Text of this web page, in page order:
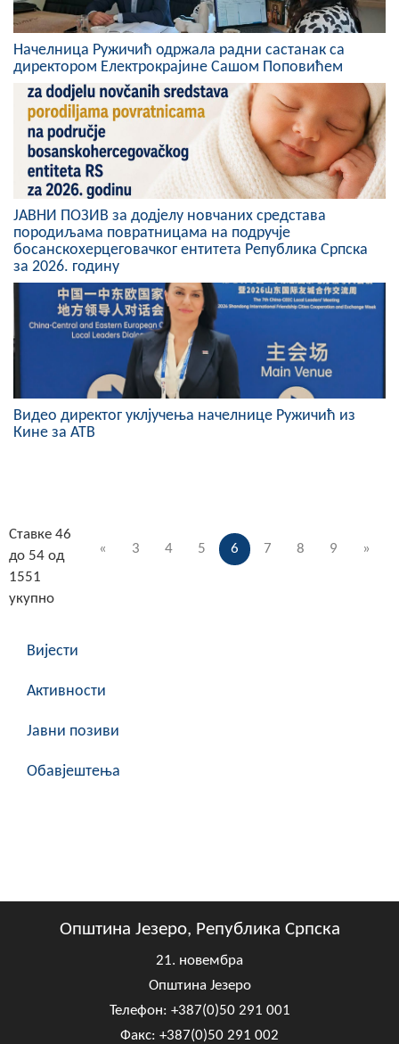
Начелница Ружичић одржала радни састанак са
директором Електрокрајине Сашом Поповићем
ЈАВНИ ПОЗИВ за додјелу новчаних средстава
породиљама повратницама на подручје
босанскохерцеговачког ентитета Република Српска
за 2026. годину
Видео директог уклјучења начелнице Ружичић из
Кине за АТВ
« 3 4 5 6 7 8 9 »
Ставке 46
до 54 од
1551
укупно
Вијести
Активности
Јавни позиви
Обавјештења
Општина Језеро, Република Српска
21. новембра
Општина Језеро
Телефон: +387(0)50 291 001
Факс: +387(0)50 291 002